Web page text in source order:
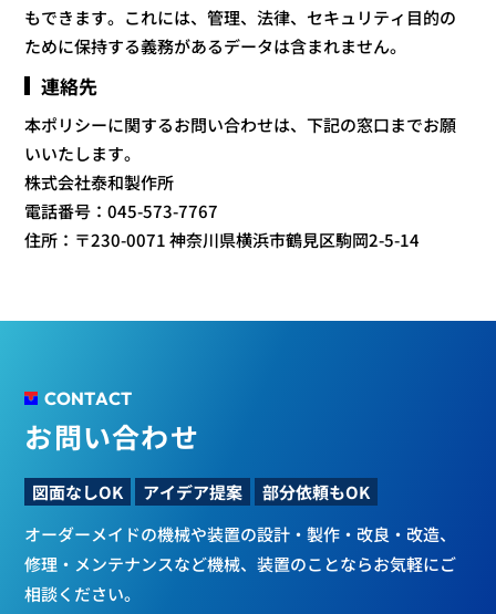
もできます。これには、管理、法律、セキュリティ目的の
ために保持する義務があるデータは含まれません。
連絡先
本ポリシーに関するお問い合わせは、下記の窓口までお願
いいたします。
株式会社泰和製作所
電話番号：045-573-7767
住所：〒230-0071 神奈川県横浜市鶴見区駒岡2-5-14
CONTACT
お問い合わせ
図面なしOK アイデア提案
部分依頼もOK
オーダーメイドの機械や装置の設計・製作・改良・改造、
修理・メンテナンスなど機械、装置のことならお気軽にご
相談ください。